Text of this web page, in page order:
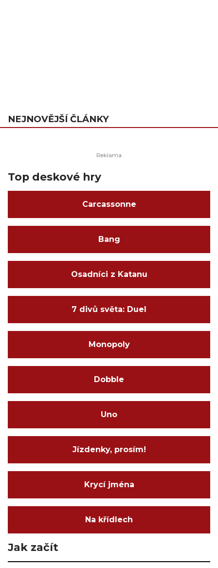
NEJNOVĚJŠÍ ČLÁNKY
Top deskové hry
Carcassonne
Bang
Osadníci z Katanu
7 divů světa: Duel
Monopoly
Dobble
Uno
Jízdenky, prosím!
Krycí jména
Na křídlech
Jak začít